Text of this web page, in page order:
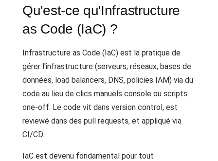
Qu'est-ce qu'Infrastructure
as Code (IaC) ?
Infrastructure as Code (IaC) est la pratique de
gérer l'infrastructure (serveurs, réseaux, bases de
données, load balancers, DNS, policies IAM) via du
code au lieu de clics manuels console ou scripts
one-off. Le code vit dans version control, est
reviewé dans des pull requests, et appliqué via
CI/CD.
IaC est devenu fondamental pour tout